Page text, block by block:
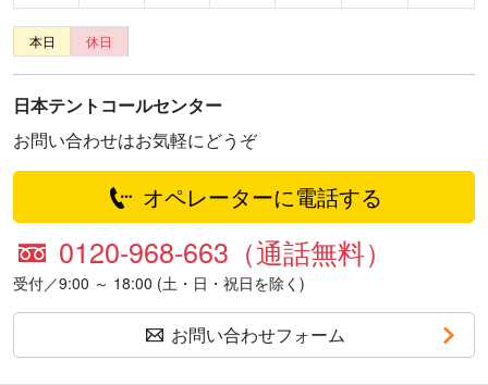
本日 休日
日本テントコールセンター
お問い合わせはお気軽にどうぞ
オペレーターに電話する
0120-968-663（通話無料）
受付／9:00 ～ 18:00 (土・日・祝日を除く)
お問い合わせフォーム